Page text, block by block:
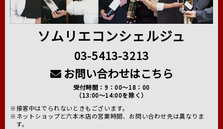
ソムリエコンシェルジュ
03-5413-3213
お問い合わせはこちら
受付時間：9：00～18：00
（13:00～14:00を除く）
※接客中はでられないときもございます。
※ネットショップと六本木店の営業時間、お問い合わせ先は異なりま
す。